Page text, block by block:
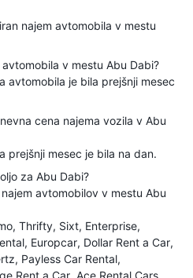
najem avtomobila v mestu
v mestu Abu Dabi?
avtomobila je bila prejšnji mesec
cena najema vozila v Abu
prejšnji mesec je bila na dan.
za Abu Dabi?
avtomobilov v mestu Abu
Thrifty Sixt Enterprise
Europcar Dollar Rent a Car
Payless Car Rental
Rent a Car Ace Rental Cars